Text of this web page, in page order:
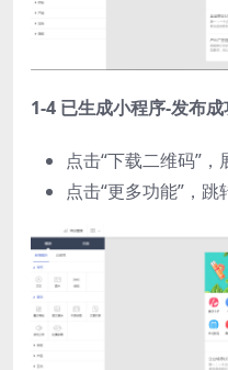
1-4 已生成小程序-发布成
点击“下载二维码”
点击“更多功能”，